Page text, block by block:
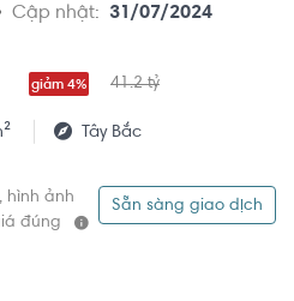
Cập nhật: 31/07/2024
giảm 4% 41.2 tỷ
Tây Bắc
hình ảnh
đúng
Sẵn sàng giao dịch